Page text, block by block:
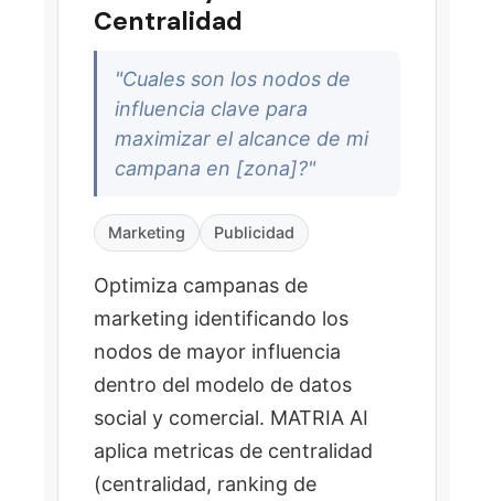
Embeddings de Similitud
FLUJO DE ANALISIS
1
Obtener el perfil completo
de los mejores clientes:
segmento generaciónal,
patrones de visita y zona
geografica.
2 Generar representaciones
vectoriales con algoritmos
de similitud sobre el
conjunto de datos de
clientes.
3 Buscar los K vecinos más
cercanos en el espacio
Centralidad
"Cuales son los nodos de
influencia clave para
maximizar el alcance de mi
campana en [zona]?"
Marketing Publicidad
Optimiza campanas de
marketing identificando los
nodos de mayor influencia
dentro del modelo de datos
social y comercial. MATRIA AI
aplica metricas de centralidad
(centralidad, ranking de